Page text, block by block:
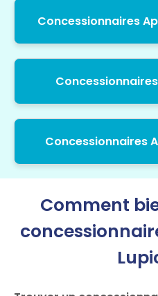
Concessionnaires
Concessionnaires
Comment